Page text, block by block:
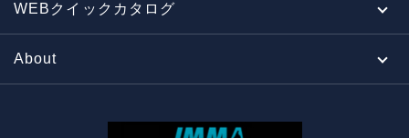
WEBクイックカタログ
About